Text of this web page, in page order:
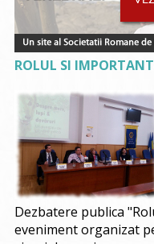
ROLUL SI
Dezbatere publica
eveniment organizat